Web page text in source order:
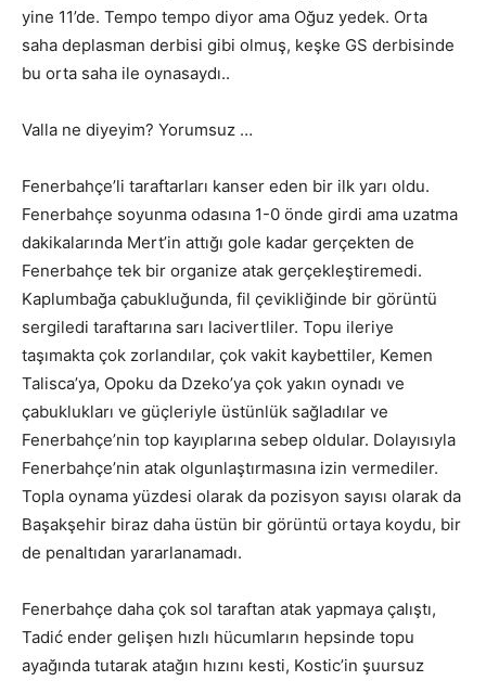
yine 11’de. Tempo tempo diyor ama Oğuz yedek. Orta
saha deplasman derbisi gibi olmuş, keşke GS derbisinde
bu orta saha ile oynasaydı..
Valla ne diyeyim? Yorumsuz …
Fenerbahçe’li taraftarları kanser eden bir ilk yarı oldu.
Fenerbahçe soyunma odasına 1-0 önde girdi ama uzatma
dakikalarında Mert’in attığı gole kadar gerçekten de
Fenerbahçe tek bir organize atak gerçekleştiremedi.
Kaplumbağa çabukluğunda, fil çevikliğinde bir görüntü
sergiledi taraftarına sarı lacivertliler. Topu ileriye
taşımakta çok zorlandılar, çok vakit kaybettiler, Kemen
Talisca’ya, Opoku da Dzeko’ya çok yakın oynadı ve
çabuklukları ve güçleriyle üstünlük sağladılar ve
Fenerbahçe’nin top kayıplarına sebep oldular. Dolayısıyla
Fenerbahçe’nin atak olgunlaştırmasına izin vermediler.
Topla oynama yüzdesi olarak da pozisyon sayısı olarak da
Başakşehir biraz daha üstün bir görüntü ortaya koydu, bir
de penaltıdan yararlanamadı.
Fenerbahçe daha çok sol taraftan atak yapmaya çalıştı,
Tadić ender gelişen hızlı hücumların hepsinde topu
ayağında tutarak atağın hızını kesti, Kostic’in şuursuz